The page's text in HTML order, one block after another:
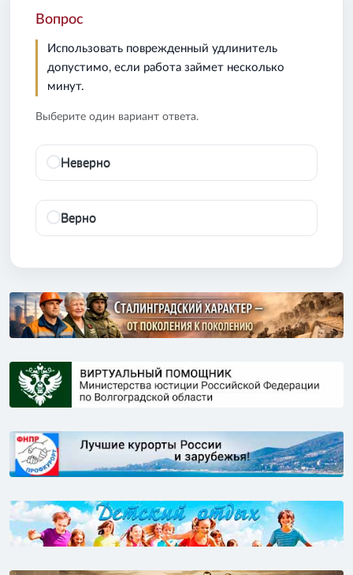
Вопрос
Использовать поврежденный удлинитель
допустимо, если работа займет несколько
минут.
Выберите один вариант ответа.
Неверно
Верно